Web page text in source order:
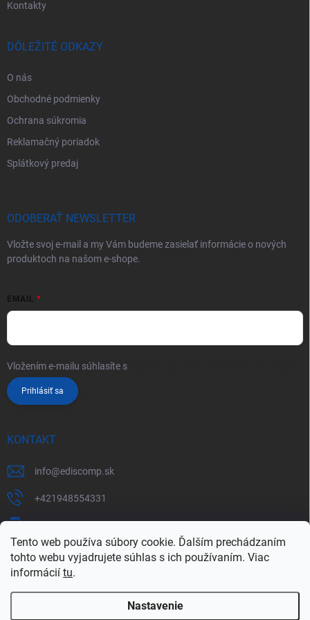
Tento web používa súbory cookie. Ďalším prechádzaním
tohto webu vyjadrujete súhlas s ich používaním. Viac
informácií tu.
Nastavenie
Kontakty
DÔLEŽITÉ ODKAZY
O nás
Obchodné podmienky
Ochrana súkromia
Reklamačný poriadok
Splátkový predaj
ODOBERAŤ NEWSLETTER
Vložte svoj e-mail a my Vám budeme zasielať informácie o nových
produktoch na našom e-shope.
EMAIL
Vložením e-mailu súhlasíte s
Prihlásiť sa
KONTAKT
info@ediscomp.sk
+421948554331